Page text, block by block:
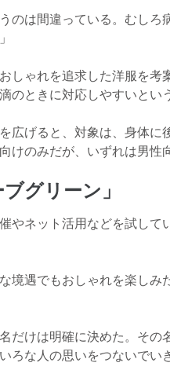
のは間違っている。むし
しゃれを追求した洋服を考
のときに対応しやすいとい
広げると、対象は、身体
けのみだが、いずれは男性
グリーン」
やネット活用などを試し
境遇でもおしゃれを楽し
だけは明確に決めた。その
ろな人の思いをつないでい